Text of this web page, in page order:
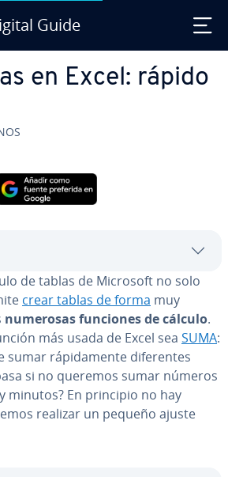
Guide
en Excel: rápido
TwitterLinkedIn
de tablas de Microsoft no solo
crear tablas de forma muy
numerosas funciones de cálculo.
más usada de Excel sea SUMA:
sumar rá­pi­da­me­n­te di­fe­re­n­tes
si no queremos sumar números
minutos? En principio no hay
realizar un pequeño ajuste